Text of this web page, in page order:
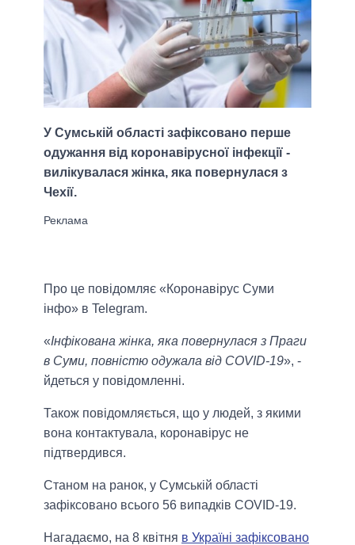
У Сумській області зафіксовано перше
одужання від коронавірусної інфекції -
вилікувалася жінка, яка повернулася з
Чехії.
Про це повідомляє «Коронавірус Суми
інфо» в Telegram.
«Інфікована жінка, яка повернулася з Праги
в Суми, повністю одужала від COVID-19», -
йдеться у повідомленні.
Також повідомляється, що у людей, з якими
вона контактувала, коронавірус не
підтвердився.
Станом на ранок, у Сумській області
зафіксовано всього 56 випадків COVID-19.
Нагадаємо, на 8 квітня в Україні зафіксовано